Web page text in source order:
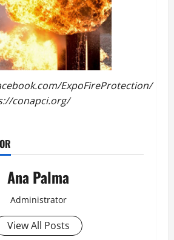
ExpoFireProtection/
conapci.org/
Ana Palma
Administrator
View All Posts